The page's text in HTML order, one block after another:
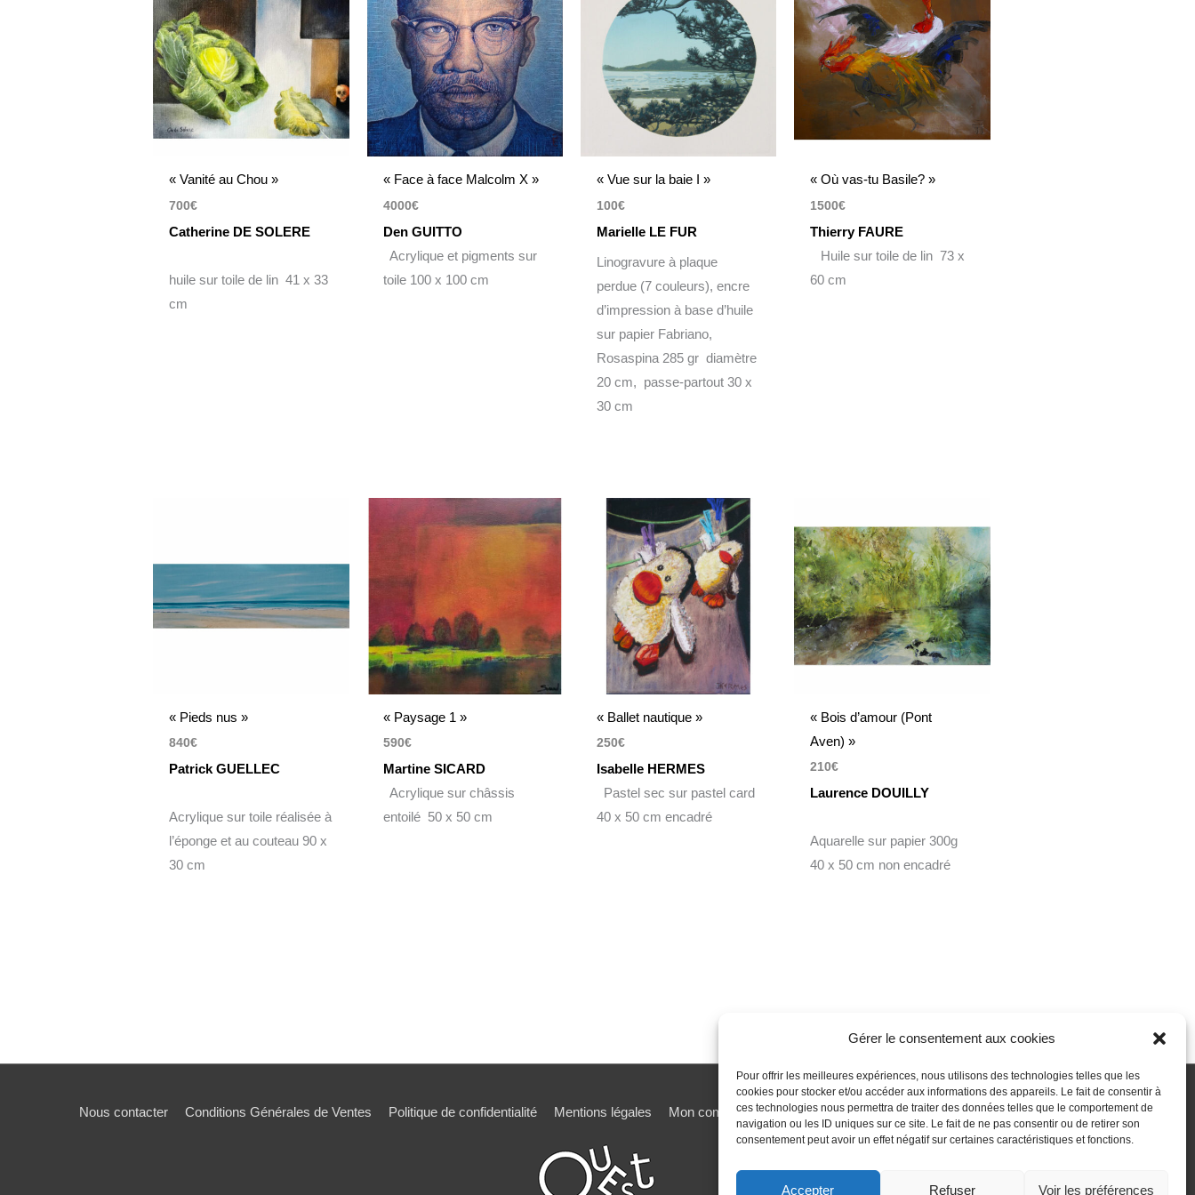
Gérer le consentement aux cookies
Pour offrir les meilleures expériences, nous utilisons des technologies telles que les
cookies pour stocker et/ou accéder aux informations des appareils. Le fait de consentir à
ces technologies nous permettra de traiter des données telles que le comportement de
navigation ou les ID uniques sur ce site. Le fait de ne pas consentir ou de retirer son
consentement peut avoir un effet négatif sur certaines caractéristiques et fonctions.
Accepter Refuser Voir les préférences
« Vanité au Chou »
700€
Catherine DE SOLERE
huile sur toile de lin 41 x 33
cm
« Face à face Malcolm X »
4000€
Den GUITTO
Acrylique et pigments sur
toile 100 x 100 cm
« Vue sur la baie I »
100€
Marielle LE FUR
Linogravure à plaque
perdue (7 couleurs), encre
d’impression à base d’huile
sur papier Fabriano,
Rosaspina 285 gr diamètre
20 cm, passe-partout 30 x
30 cm
« Où vas-tu Basile? »
1500€
Thierry FAURE
Huile sur toile de lin 73 x
60 cm
« Pieds nus »
840€
Patrick GUELLEC
Acrylique sur toile réalisée à
l’éponge et au couteau 90 x
30 cm
« Paysage 1 »
590€
Martine SICARD
Acrylique sur châssis
entoilé 50 x 50 cm
« Ballet nautique »
250€
Isabelle HERMES
Pastel sec sur pastel card
40 x 50 cm encadré
« Bois d’amour (Pont
Aven) »
210€
Laurence DOUILLY
Aquarelle sur papier 300g
40 x 50 cm non encadré
Nous contacter Conditions Générales de Ventes Politique de confidentialité Mentions légales Mon compte Mot de passe perdu Newsletter Politique de cookies (UE)